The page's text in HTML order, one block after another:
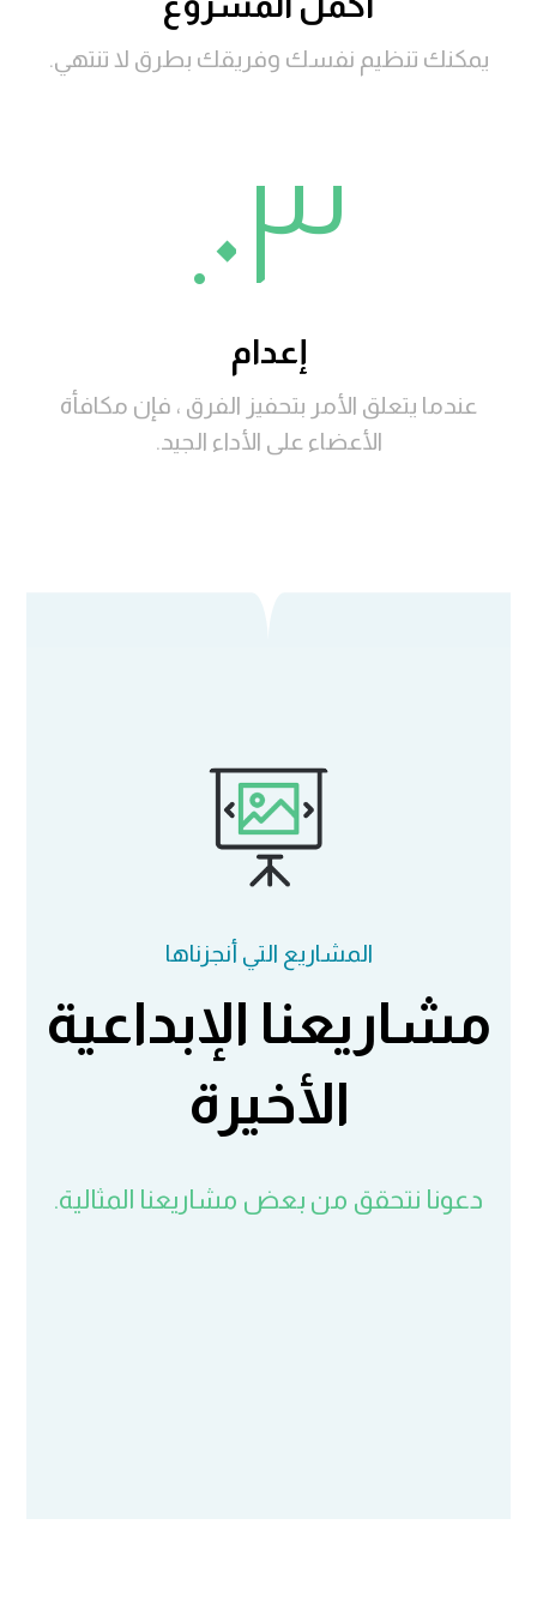
يمكنك تنظيم نفسك وفريقك بطرق لا تنتهي.
٠٣.
إعدام
عندما يتعلق الأمر بتحفيز الفرق ، فإن مكافأة
الأعضاء على الأداء الجيد.
المشاريع التي أنجزناها
مشاريعنا الإبداعية
الأخيرة
دعونا نتحقق من بعض مشاريعنا المثالية.